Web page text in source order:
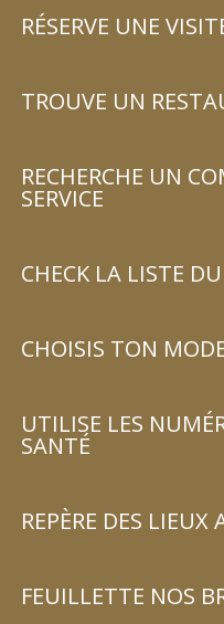
RÉSERVE UNE
TROUVE UN
RECHERCHE UN
SERVICE
CHECK LA LISTE
CHOISIS TON
UTILISE LES
SANTÉ
REPÈRE DES LIEUX
FEUILLETTE NOS